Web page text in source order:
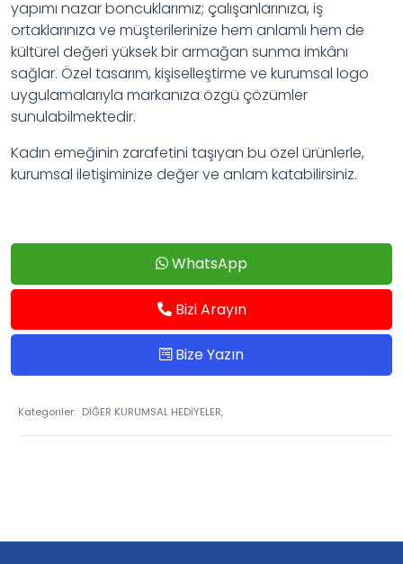
yapımı nazar boncuklarımız; çalışanlarınıza, iş
ortaklarınıza ve müşterilerinize hem anlamlı hem de
kültürel değeri yüksek bir armağan sunma imkânı
sağlar. Özel tasarım, kişiselleştirme ve kurumsal logo
uygulamalarıyla markanıza özgü çözümler
sunulabilmektedir.
Kadın emeğinin zarafetini taşıyan bu özel ürünlerle,
kurumsal iletişiminize değer ve anlam katabilirsiniz.
WhatsApp
Bizi Arayın
Bize Yazın
Kategoriler: DİĞER KURUMSAL HEDİYELER,